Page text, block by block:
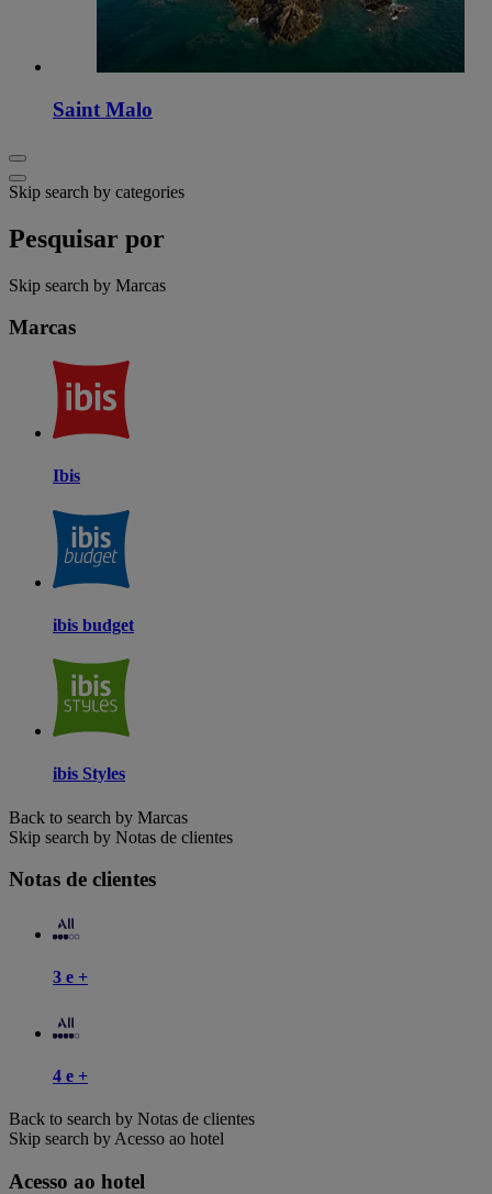
Saint Malo
Skip search by categories
Pesquisar por
Skip search by Marcas
Marcas
Ibis
ibis budget
ibis Styles
Back to search by Marcas
Skip search by Notas de clientes
Notas de clientes
3 e +
4 e +
Back to search by Notas de clientes
Skip search by Acesso ao hotel
Acesso ao hotel